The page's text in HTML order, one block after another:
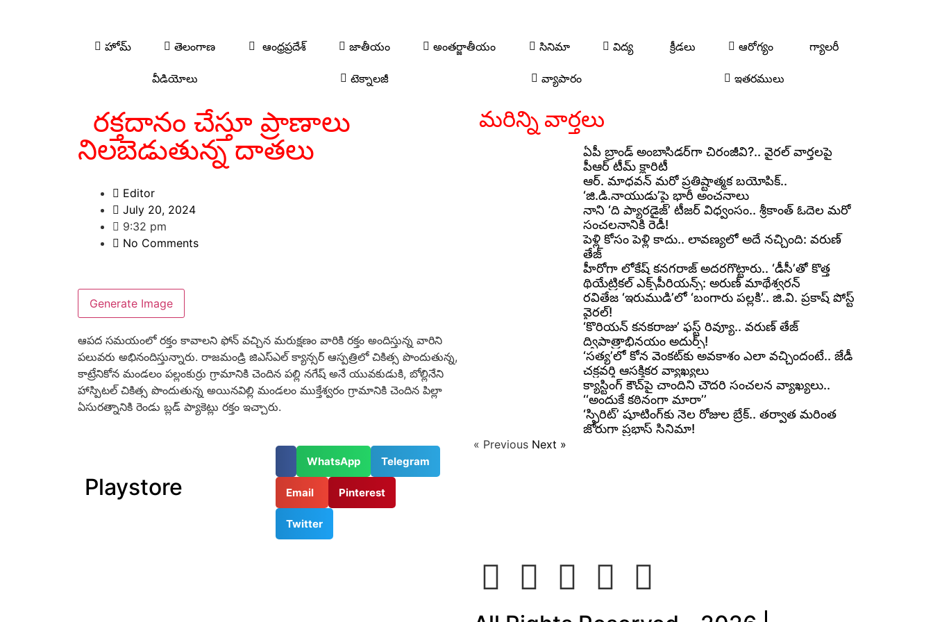
హోమ్ తెలంగాణ ఆంధ్రప్రదేశ్ జాతీయం అంతర్జాతీయం సినిమా విద్య క్రీడలు ఆరోగ్యం గ్యాలరీ
వీడియోలు టెక్నాలజీ వ్యాపారం ఇతరములు
రక్తదానం చేస్తూ ప్రాణాలు
నిలబెడుతున్న దాతలు
Editor
July 20, 2024
9:32 pm
No Comments
Generate Image
ఆప‌ద స‌మ‌యంలో రక్తం కావాలని ఫోన్ వచ్చిన మరుక్షణం వారికి ర‌క్తం అందిస్తున్న వారిని
ప‌లువ‌రు అభినందిస్తున్నారు. రాజమండ్రి జిఎస్ఎల్ క్యాన్సర్ ఆస్పత్రిలో చికిత్స పొందుతున్న‌,
కాట్రేనికోన మండలం పల్లంకుర్రు గ్రామానికి చెందిన పల్లి నగేష్ అనే యువకుడుకి, బోల్లినేని
హాస్పిటల్ చికిత్స పొందుతున్న అయినవిల్లి మండలం ముక్తేశ్వరం గ్రామానికి చెందిన పిల్లా
ఏసురత్నానికి రెండు బ్లడ్ ప్యాకెట్లు రక్తం ఇచ్చారు.
Playstore
WhatsApp Telegram
Email Pinterest
Twitter
మరిన్ని వార్తలు
ఏపీ బ్రాండ్ అంబాసిడర్‌గా చిరంజీవి?.. వైరల్ వార్తలపై
పీఆర్ టీమ్ క్లారిటీ
ఆర్. మాధవన్ మరో ప్రతిష్టాత్మక బయోపిక్..
‘జి.డి.నాయుడు’పై భారీ అంచనాలు
నాని ‘ది ప్యారడైజ్’ టీజర్ విధ్వంసం.. శ్రీకాంత్ ఓదెల మరో
సంచలనానికి రెడీ!
పెళ్లి కోసం పెళ్లి కాదు.. లావణ్యలో అదే నచ్చింది: వరుణ్
తేజ్
హీరోగా లోకేష్ కనగరాజ్ అదరగొట్టారు.. ‘డీసీ’తో కొత్త
థియేట్రికల్ ఎక్స్‌పీరియన్స్: అరుణ్ మాథేశ్వరన్
రవితేజ ‘ఇరుముడి’లో ‘బంగారు పల్లకి’.. జి.వి. ప్రకాష్ పోస్ట్
వైరల్!
‘కొరియన్ కనకరాజు’ ఫస్ట్ రివ్యూ.. వరుణ్ తేజ్
ద్విపాత్రాభినయం అదుర్స్!
‘సత్య’లో కోన వెంకట్‌కు అవకాశం ఎలా వచ్చిందంటే.. జేడీ
చక్రవర్తి ఆసక్తికర వ్యాఖ్యలు
క్యాస్టింగ్ కౌచ్‌పై చాందిని చౌదరి సంచలన వ్యాఖ్యలు..
‘‘అందుకే కఠినంగా మారా’’
‘స్పిరిట్’ షూటింగ్‌కు నెల రోజుల బ్రేక్.. తర్వాత మరింత
జోరుగా ప్రభాస్ సినిమా!
« Previous Next »